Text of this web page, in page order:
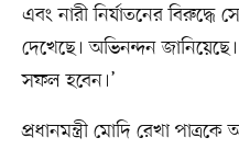
এবং নারী নির্যাতনের বিরুদ্ধে
দেখেছে। অভিনন্দন
সফল হবেন।’
প্রধানমন্ত্রী মোদি রেখা